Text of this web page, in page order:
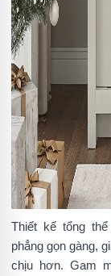
Thiết kế tổng
phẳng gọn gàng,
chịu hơn. Gam